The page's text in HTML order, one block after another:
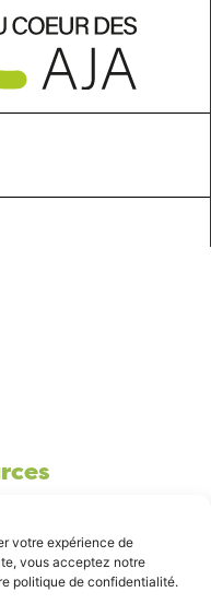
votre expérience de
vous acceptez notre
politique de confidentialité.